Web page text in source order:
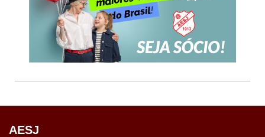
AESJ